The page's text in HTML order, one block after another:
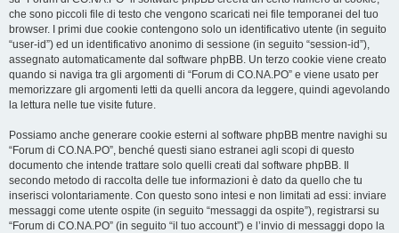
che sono piccoli file di testo che vengono scaricati nei file temporanei del tuo
browser. I primi due cookie contengono solo un identificativo utente (in seguito
“user-id”) ed un identificativo anonimo di sessione (in seguito “session-id”),
assegnato automaticamente dal software phpBB. Un terzo cookie viene creato
quando si naviga tra gli argomenti di “Forum di CO.NA.PO” e viene usato per
memorizzare gli argomenti letti da quelli ancora da leggere, quindi agevolando
la lettura nelle tue visite future.
Possiamo anche generare cookie esterni al software phpBB mentre navighi su
“Forum di CO.NA.PO”, benché questi siano estranei agli scopi di questo
documento che intende trattare solo quelli creati dal software phpBB. Il
secondo metodo di raccolta delle tue informazioni è dato da quello che tu
inserisci volontariamente. Con questo sono intesi e non limitati ad essi: inviare
messaggi come utente ospite (in seguito “messaggi da ospite”), registrarsi su
“Forum di CO.NA.PO” (in seguito “il tuo account”) e l’invio di messaggi dopo la